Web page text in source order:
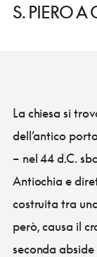
S. PIERO A
La chiesa si
dell’antico
– nel 44 d.C.
Antiochia e
costruita tra
però, causa il
seconda